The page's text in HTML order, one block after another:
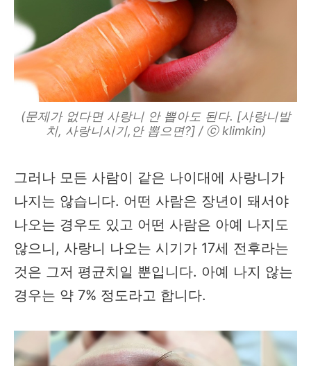
(문제가 없다면 사랑니 안 뽑아도 된다. [사랑니발
치, 사랑니시기,안 뽑으면?] / ⓒ klimkin)
그러나 모든 사람이 같은 나이대에 사랑니가
나지는 않습니다. 어떤 사람은 장년이 돼서야
나오는 경우도 있고 어떤 사람은 아예 나지도
않으니, 사랑니 나오는 시기가 17세 전후라는
것은 그저 평균치일 뿐입니다. 아예 나지 않는
경우는 약 7% 정도라고 합니다.